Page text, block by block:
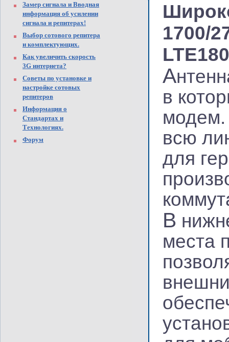
Замер сигнала и Вводная
информация об усилении
сигнала и репитерах!
Выбор сотового репитера
и комплектующих.
Как увеличить скорость
3G интернета?
Советы по установке и
настройке сотовых
репитеров
Информация о
Стандартах и
Технологиях.
Форум
1700/
А
в
всю
для
В
места